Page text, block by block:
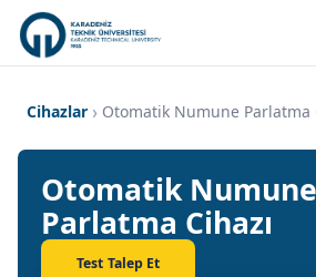
Cihazlar Otomatik Numune Parlatma
Otomatik Numune
Parlatma Cihazı
Test Talep Et